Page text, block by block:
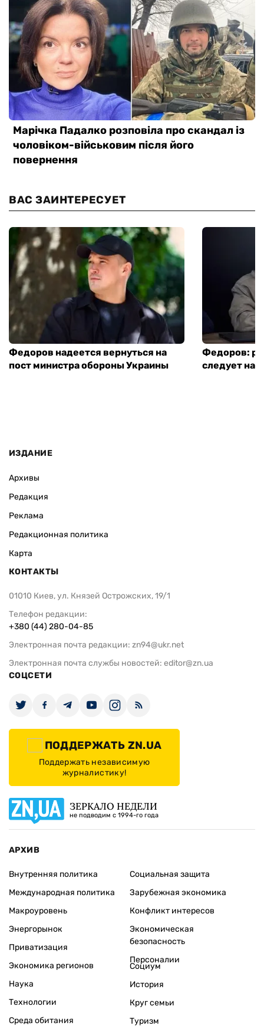
ВАС ЗАИНТЕРЕСУЕТ
Федоров надеется вернуться на
пост министра обороны Украины
Федоров:
следует
ИЗДАНИЕ
Архивы
Редакция
Реклама
Редакционная политика
Карта
КОНТАКТЫ
01010 Киев, ул. Князей Острожских, 19/1
Телефон редакции:
+380 (44) 280-04-85
Электронная почта редакции: zn94@ukr.net
Электронная почта службы новостей: editor@zn.ua
СОЦСЕТИ
ПОДДЕРЖАТЬ ZN.UA
Поддержать независимую
журналистику!
ЗЕРКАЛО НЕДЕЛИ
не подводим с 1994-го года
АРХИВ
Внутренняя политика
Международная политика
Макроуровень
Энергорынок
Приватизация
Экономика регионов
Социальная защита
Зарубежная экономика
Конфликт интересов
Экономическая
безопасность
Персоналии
Наука
Технологии
Среда обитания
Социум
История
Круг семьи
Туризм